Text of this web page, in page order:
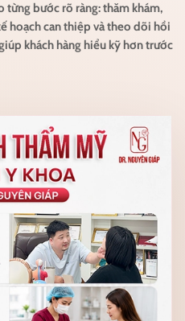
từng bước rõ ràng: thăm khám,
hoạch can thiệp và theo dõi hồi
khách hàng hiểu kỹ hơn trước